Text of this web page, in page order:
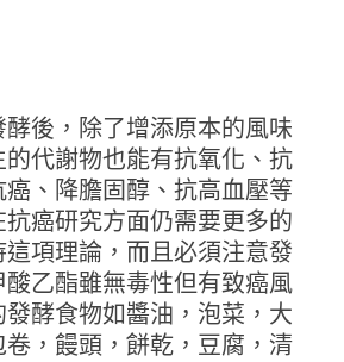
後，除了增添原本的風味
代謝物也能有抗氧化、抗
、降膽固醇、抗高血壓等
癌研究方面仍需要更多的
項理論，而且必須注意發
乙酯雖無毒性但有致癌風
發酵食物如醬油，泡菜，大
，饅頭，餅乾，豆腐，清